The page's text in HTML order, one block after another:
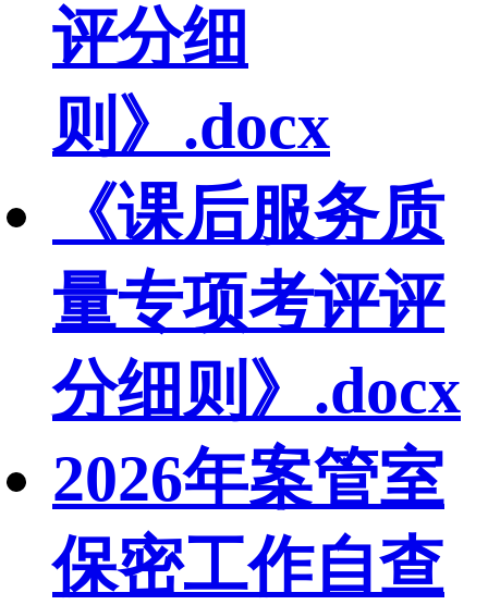
评分细
则》.docx
《课后服务质
量专项考评评
分细则》.docx
2026年案管室
保密工作自查